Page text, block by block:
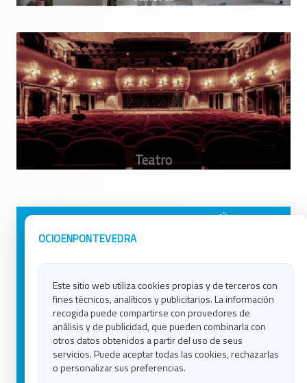
OCIOENPONTEVEDRA
Este sitio web utiliza cookies propias y de terceros con
fines técnicos, analíticos y publicitarios. La información
recogida puede compartirse con provedores de
análisis y de publicidad, que pueden combinarla con
otros datos obtenidos a partir del uso de seus
servicios. Puede aceptar todas las cookies, rechazarlas
o personalizar sus preferencias.
Avisos Legales
Contacto
Política de Cookies
Ocio en Lugo
Ocio en Ourense
Ocio en Pontevedra
Ocio en Santiago
Ocio en Vigo
Blog